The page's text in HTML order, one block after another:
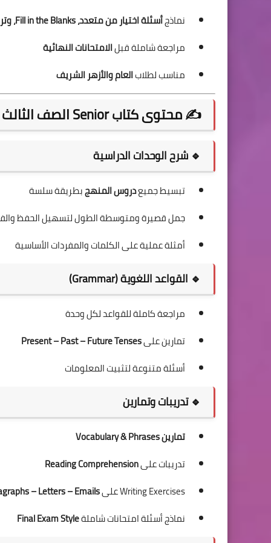
نماذجأسئلة اختيار من متعدد، Fill in the Blanks، وترجمة
مراجعة شاملة قبلالامتحانات النهائية
مناسب لطلابالعام والأزهر الشريف
✍️ محتوى كتاب Senior الصف الثالث الثانوي 2026
🔹 شرح الوحدات الدراسية
تبسيط جميعدروس المنهجبطريقة سلسة
جمل قصيرة ومتوسطة الطول لتسهيل الحفظ
أمثلة عملية على الكلمات والمفردات الأساسية
🔹 القواعد اللغوية (Grammar)
مراجعة كاملة للقواعد لكل وحدة
تمارين علىPresent – Past – Future Tenses
أسئلة متنوعة لتثبيت المعلومات
🔹 تدريبات وتمارين
تمارين Vocabulary & Phrases
تدريبات علىReading Comprehension
Writing Exercises على
– Letters – Emails
نماذج أسئلة امتحانات شاملةFinal Exam Style